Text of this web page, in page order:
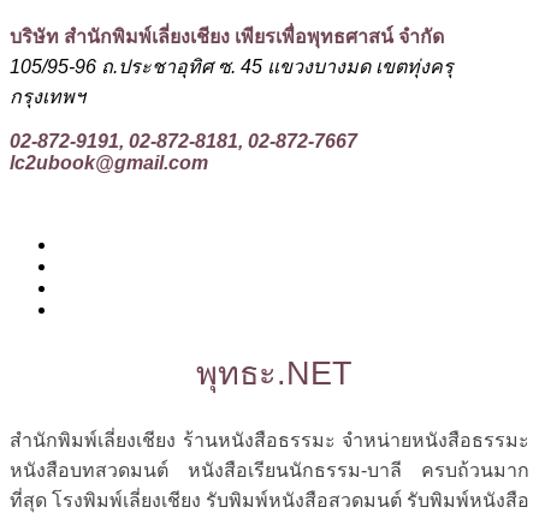
บริษัท สำนักพิมพ์เลี่ยงเชียง เพียรเพื่อพุทธศาสน์ จำกัด
105/95-96 ถ.ประชาอุทิศ ซ. 45 แขวงบางมด เขตทุ่งครุ
กรุงเทพฯ
02-872-9191, 02-872-8181, 02-872-7667
lc2ubook@gmail.com
พุทธะ.NET
สำนักพิมพ์เลี่ยงเชียง ร้านหนังสือธรรมะ จำหน่ายหนังสือธรรมะ
หนังสือบทสวดมนต์ หนังสือเรียนนักธรรม-บาลี ครบถ้วนมาก
ที่สุด โรงพิมพ์เลี่ยงเชียง รับพิมพ์หนังสือสวดมนต์ รับพิมพ์หนังสือ